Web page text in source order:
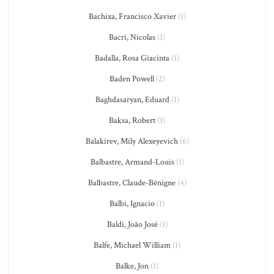
Bachixa, Francisco Xavier(1)
Bacri, Nicolas (1)
Badalla, Rosa Giacinta (1)
Baden Powell(2)
Baghdasaryan, Eduard(1)
Baksa, Robert (1)
Balakirev, Mily Alexeyevich(6)
Balbastre, Armand-Louis(1)
Balbastre, Claude-Bénigne(4)
Balbi, Ignacio (1)
Baldi, João José(1)
Balfe, Michael William (1)
Balke, Jon (1)